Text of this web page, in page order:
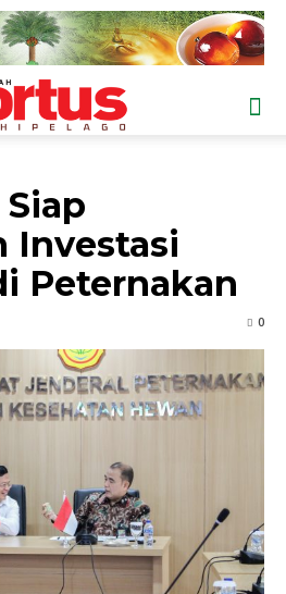
Investasi
Peternakan
0